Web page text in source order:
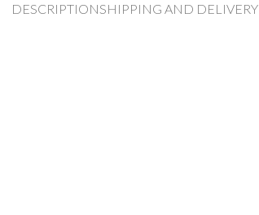
DESCRIPTIONSHIPPING AND DELIVERY